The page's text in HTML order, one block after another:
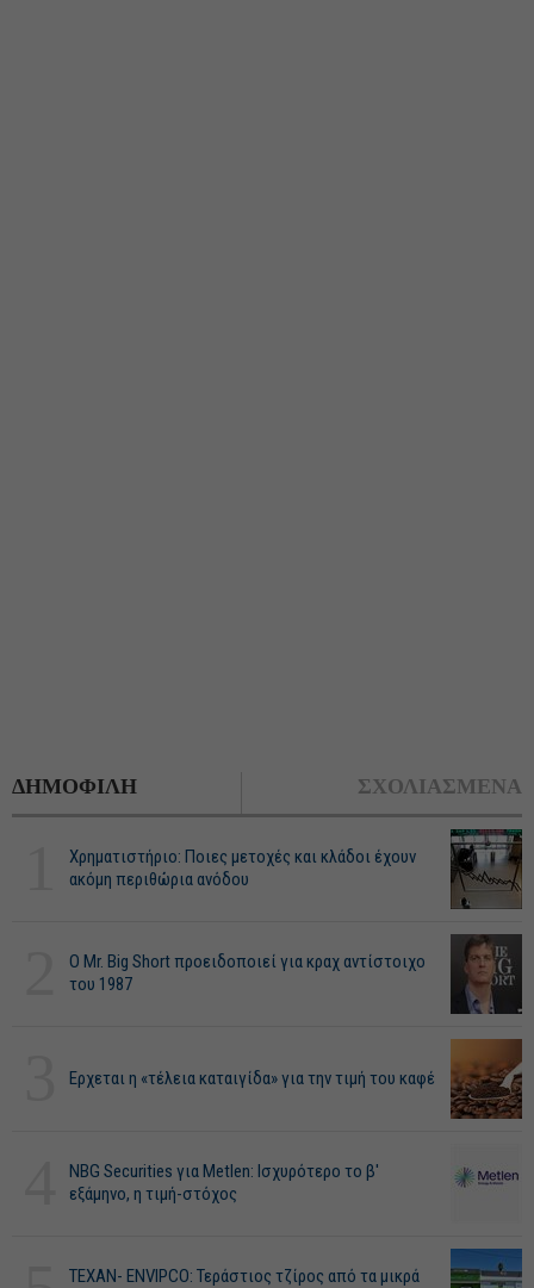
ΔΗΜΟΦΙΛΗ ΣΧΟΛΙΑΣΜΕΝΑ
Χρηματιστήριο: Ποιες μετοχές και κλάδοι έχουν
ακόμη περιθώρια ανόδου
O Mr. Big Short προειδοποιεί για κραχ αντίστοιχο
του 1987
Ερχεται η «τέλεια καταιγίδα» για την τιμή του καφέ
NBG Securities για Metlen: Ισχυρότερο το β'
εξάμηνο, η τιμή-στόχος
ΤΕΧΑΝ- ENVIPCO: Τεράστιος τζίρος από τα μικρά